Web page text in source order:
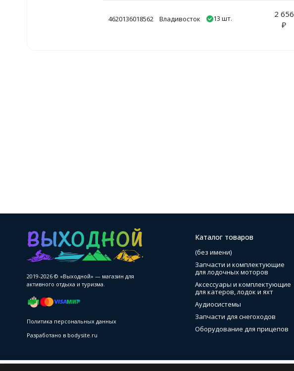
4620136018562 Владивосток 13 шт.
2 656
₽
2019-2026 © «Выходной» — магазин для
активного отдыха и туризма.
Политика персональных данных
Разработано в bodysite.ru
Каталог товаров
(без имени)
Запчасти и комплектующие
для лодочных моторов
Аксессуары и комплектующие
для катеров, лодок и яхт
Аудиосистемы
Запчасти для снегоходов
Оборудование для прицепов